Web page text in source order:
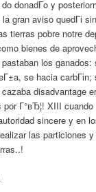
donadГ­o y
gran aviso quedГі
tierras pobre notre
bienes de
los ganados:
se hacia carbГіn;
disadvantage
Г°вЂ¦! XIII
sincere y en
las particiones